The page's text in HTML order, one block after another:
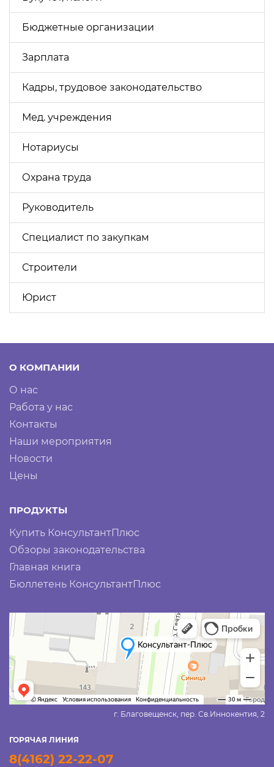
Бюджетные организации
Зарплата
Кадры, трудовое законодательство
Мед. учреждения
Нотариусы
Охрана труда
Руководитель
Специалист по закупкам
Строители
Юрист
О КОМПАНИИ
О нас
Работа у нас
Контакты
Наши мероприятия
Новости
Цены
ПРОДУКТЫ
Купить КонсультантПлюс
Обзоры законодательства
Главная книга
Бюллетень КонсультантПлюс
г. Благовещенск, пер. Св.Иннокентия, 2
ГОРЯЧАЯ ЛИНИЯ
8(4162) 22-22-07